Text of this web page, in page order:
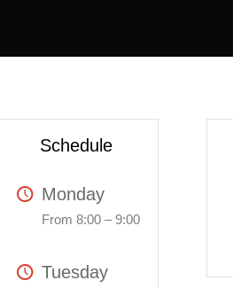
Schedule
Monday
From 8:00 – 9:00
Tuesday